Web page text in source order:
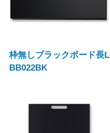
枠無しブラックボード長L
BB022BK